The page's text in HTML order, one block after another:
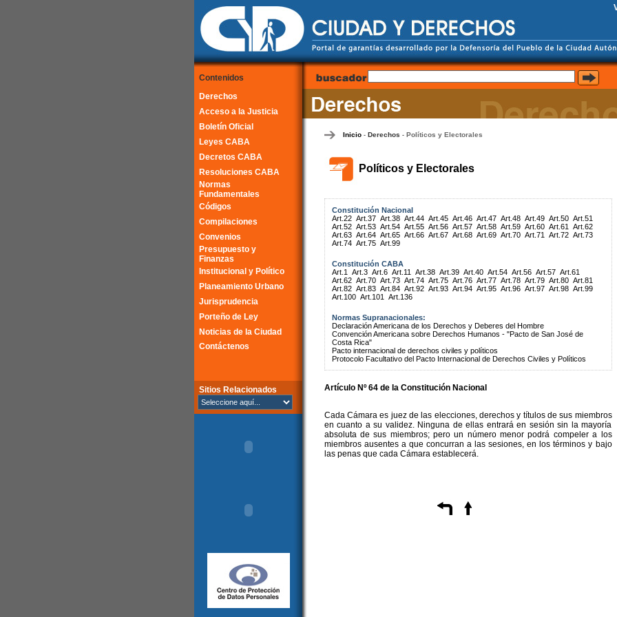
Contenidos
Derechos
Acceso a la Justicia
Boletín Oficial
Leyes CABA
Decretos CABA
Resoluciones CABA
Normas
Fundamentales
Códigos
Compilaciones
Convenios
Presupuesto y
Finanzas
Institucional y Político
Planeamiento Urbano
Jurisprudencia
Porteño de Ley
Noticias de la Ciudad
Contáctenos
Sitios Relacionados
Inicio- Derechos - Políticos y Electorales
Políticos y Electorales
Constitución Nacional
Art.22 Art.37 Art.38 Art.44 Art.45 Art.46 Art.47 Art.48 Art.49 Art.50 Art.51
Art.52 Art.53 Art.54 Art.55 Art.56 Art.57 Art.58 Art.59 Art.60 Art.61
Art.62
Art.63 Art.64 Art.65 Art.66 Art.67 Art.68 Art.69 Art.70 Art.71 Art.72 Art.73
Art.74 Art.75 Art.99
Constitución CABA
Art.1
Art.3 Art.6 Art.11 Art.38 Art.39 Art.40 Art.54 Art.56 Art.57 Art.61
Art.62 Art.70 Art.73 Art.74 Art.75 Art.76 Art.77 Art.78 Art.79 Art.80 Art.81
Art.82 Art.83 Art.84 Art.92 Art.93 Art.94 Art.95 Art.96 Art.97 Art.98 Art.99
Art.100 Art.101 Art.136
Normas Supranacionales:
Declaración Americana de los Derechos y Deberes del Hombre
Convención Americana sobre Derechos Humanos - "Pacto de San José de
Costa Rica"
Pacto internacional de derechos civiles y políticos
Protocolo Facultativo del Pacto Internacional de Derechos Civiles y Políticos
Artículo Nº 64 de la Constitución Nacional
Cada Cámara es juez de las elecciones, derechos y títulos de sus miembros
en cuanto a su validez. Ninguna de ellas entrará en sesión sin la mayoría
absoluta de sus miembros; pero un número menor podrá compeler a los
miembros ausentes a que concurran a las sesiones, en los términos y bajo
las penas que cada Cámara establecerá.